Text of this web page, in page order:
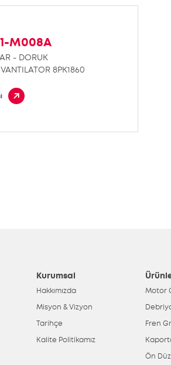
M008A
- DORUK
8PK1860
Kurumsal
Hakkımızda
Misyon & Vizyon
Tarihçe
Kalite Politikamız
Motor
Fren
Ön